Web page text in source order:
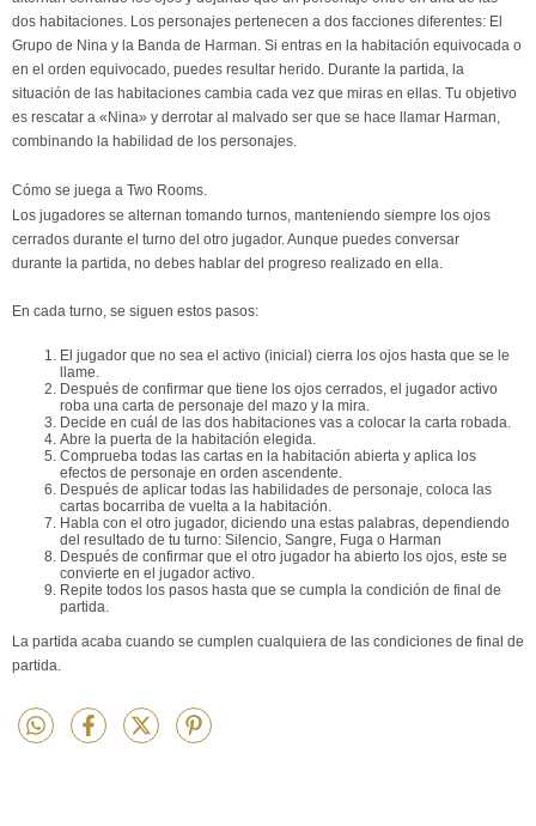
dos habitaciones. Los personajes pertenecen a dos facciones diferentes: El
Grupo de Nina y la Banda de Harman. Si entras en la habitación equivocada o
en el orden equivocado, puedes resultar herido. Durante la partida, la
situación de las habitaciones cambia cada vez que miras en ellas. Tu objetivo
es rescatar a «Nina» y derrotar al malvado ser que se hace llamar Harman,
combinando la habilidad de los personajes.
Cómo se juega a Two Rooms.
Los jugadores se alternan tomando turnos, manteniendo siempre los ojos
cerrados durante el turno del otro jugador. Aunque puedes conversar
durante la partida, no debes hablar del progreso realizado en ella.
En cada turno, se siguen estos pasos:
El jugador que no sea el activo (inicial) cierra los ojos hasta que se le
llame.
Después de confirmar que tiene los ojos cerrados, el jugador activo
roba una carta de personaje del mazo y la mira.
Decide en cuál de las dos habitaciones vas a colocar la carta robada.
Abre la puerta de la habitación elegida.
Comprueba todas las cartas en la habitación abierta y aplica los
efectos de personaje en orden ascendente.
Después de aplicar todas las habilidades de personaje, coloca las
cartas bocarriba de vuelta a la habitación.
Habla con el otro jugador, diciendo una estas palabras, dependiendo
del resultado de tu turno: Silencio, Sangre, Fuga o Harman
Después de confirmar que el otro jugador ha abierto los ojos, este se
convierte en el jugador activo.
Repite todos los pasos hasta que se cumpla la condición de final de
partida.
La partida acaba cuando se cumplen cualquiera de las condiciones de final de
partida.